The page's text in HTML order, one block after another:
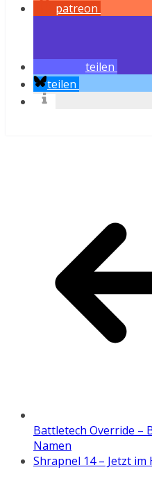
patreon
teilen
teilen
Battletech Override –
Namen
Shrapnel 14 – Jetzt im